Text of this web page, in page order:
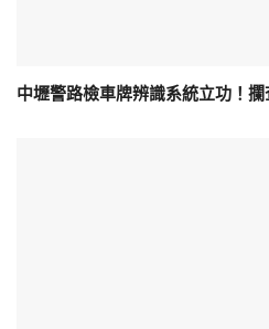
中壢警路檢車牌辨識系統立功！